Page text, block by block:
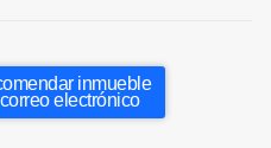
inmueble
electrónico